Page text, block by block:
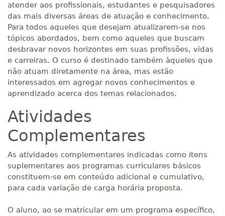
atender aos profissionais, estudantes e pesquisadores
das mais diversas áreas de atuação e conhecimento.
Para todos aqueles que desejam atualizarem-se nos
tópicos abordados, bem como aqueles que buscam
desbravar novos horizontes em suas profissões, vidas
e carreiras. O curso é destinado também àqueles que
não atuam diretamente na área, mas estão
interessados em agregar novos conhecimentos e
aprendizado acerca dos temas relacionados.
Atividades
Complementares
As atividades complementares indicadas como itens
suplementares aos programas curriculares básicos
constituem-se em conteúdo adicional e cumulativo,
para cada variação de carga horária proposta.
O aluno, ao se matricular em um programa específico,